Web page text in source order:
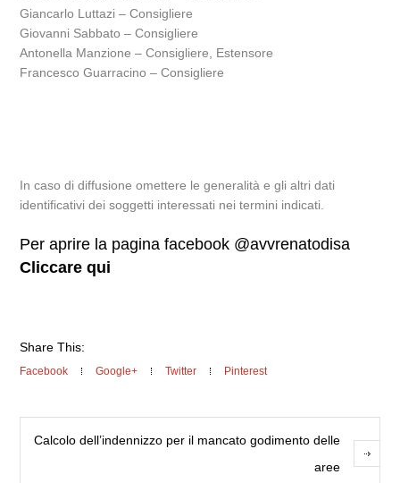
Giancarlo Luttazi – Consigliere
Giovanni Sabbato – Consigliere
Antonella Manzione – Consigliere, Estensore
Francesco Guarracino – Consigliere
In caso di diffusione omettere le generalità e gli altri dati
identificativi dei soggetti interessati nei termini indicati.
Per aprire la pagina facebook @avvrenatodisa
Cliccare qui
Share This:
Facebook Google+ Twitter Pinterest
Calcolo dell’indennizzo per il mancato godimento delle
aree